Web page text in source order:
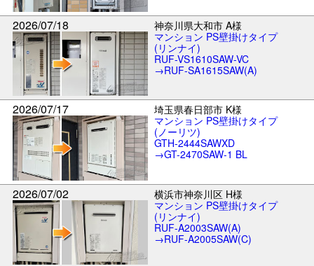
2026/07/18
神奈川県大和市 A様
マンション PS壁掛けタイプ
(リンナイ)
RUF-VS1610SAW-VC
→RUF-SA1615SAW(A)
2026/07/17
埼玉県春日部市 K様
マンション PS壁掛けタイプ
(ノーリツ)
GTH-2444SAWXD
→GT-2470SAW-1 BL
2026/07/02
横浜市神奈川区 H様
マンション PS壁掛けタイプ
(リンナイ)
RUF-A2003SAW(A)
→RUF-A2005SAW(C)